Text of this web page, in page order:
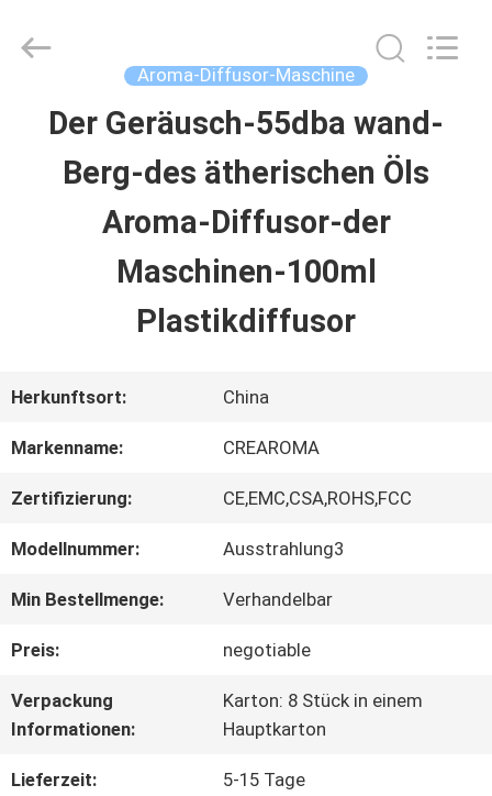
HAUS
PRODUKTE
ÜBER
UNS
FABRIK-
QUALITÄTSKONTROLLE
Online
Aroma-Diffusor-Maschine
Der Geräusch-55dba wand-
Berg-des ätherischen Öls
Aroma-Diffusor-der
Maschinen-100ml
Plastikdiffusor
Herkunftsort: China
Markenname: CREAROMA
Zertifizierung: CE,EMC,CSA,ROHS,FCC
Modellnummer: Ausstrahlung3
Min Bestellmenge: Verhandelbar
Preis: negotiable
Verpackung
Informationen:
Karton: 8 Stück in einem
Hauptkarton
Lieferzeit: 5-15 Tage